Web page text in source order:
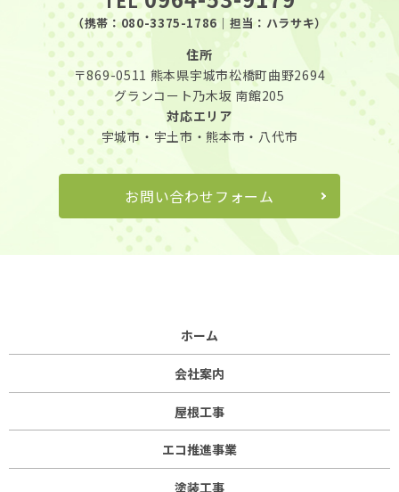
（携帯：080-3375-1786 ｜担当：ハラサキ）
住所
〒869-0511 熊本県宇城市松橋町曲野2694
グランコート乃木坂 南館205
対応エリア
宇城市・宇土市・熊本市・八代市
お問い合わせフォーム
ホーム
会社案内
屋根工事
エコ推進事業
塗装工事